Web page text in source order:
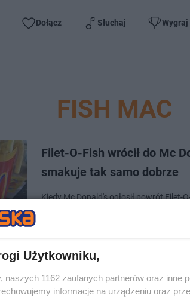
Dołącz Słuchaj Wygraj
FISH MAC
Filet-O-Fish wrócił do Mc
smakuje tak samo dobrze
Kiedy Mc Donald's ogłosił powrót Filet-
Użytkowniku,
naszych 1162 zaufanych partnerów oraz
informacje na urządzeniu oraz